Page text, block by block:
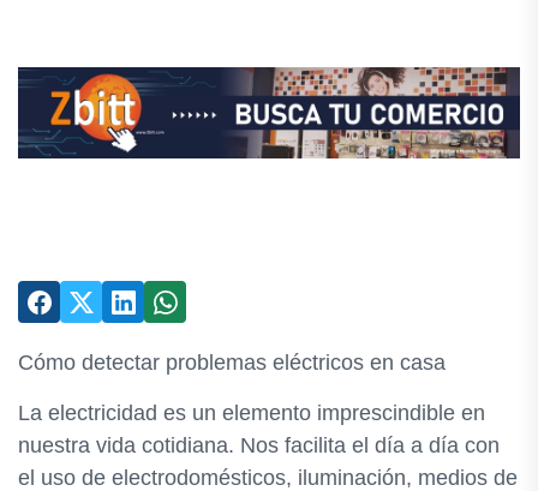
Cómo detectar problemas eléctricos en casa
La electricidad es un elemento imprescindible en
nuestra vida cotidiana. Nos facilita el día a día con
el uso de electrodomésticos, iluminación, medios de